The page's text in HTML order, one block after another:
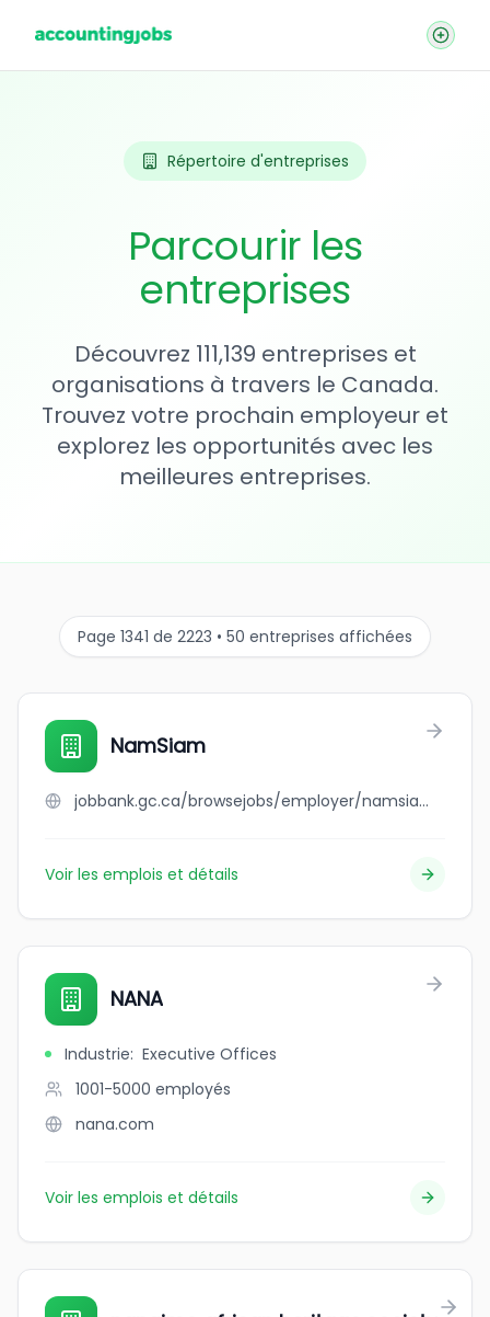
Répertoire d'entreprises
Parcourir les
entreprises
Découvrez 111,139 entreprises et
organisations à travers le Canada.
Trouvez votre prochain employeur et
explorez les opportunités avec les
meilleures entreprises.
Page 1341 de 2223 • 50 entreprises affichées
NamSiam
jobbank.gc.ca/browsejobs/employer/namsiam/ca
Voir les emplois et détails
NANA
Industrie: Executive Offices
1001-5000 employés
nana.com
Voir les emplois et détails